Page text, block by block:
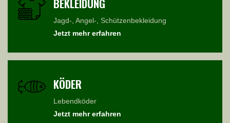
BEKLEIDUNG
Jagd-, Angel-, Schützenbekleidung
Jetzt mehr erfahren
KÖDER
Lebendköder
Jetzt mehr erfahren